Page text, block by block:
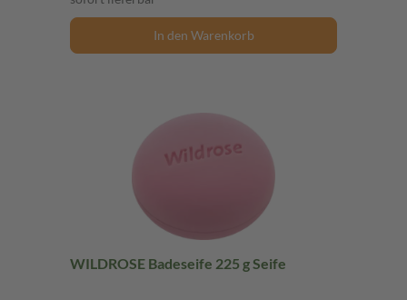
In den Warenkorb
WILDROSE Badeseife 225 g Seife